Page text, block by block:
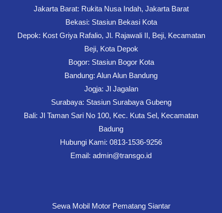
Jakarta Barat: Rukita Nusa Indah, Jakarta Barat
Bekasi: Stasiun Bekasi Kota
Depok: Kost Griya Rafalio, Jl. Rajawali II, Beji, Kecamatan
Beji, Kota Depok
Bogor: Stasiun Bogor Kota
Bandung: Alun Alun Bandung
Jogja: Jl Jagalan
Surabaya: Stasiun Surabaya Gubeng
Bali: Jl Taman Sari No 100, Kec. Kuta Sel, Kecamatan
Badung
Hubungi Kami: 0813-1536-9256
Email: admin@transgo.id
Sewa Mobil Motor Pematang Siantar